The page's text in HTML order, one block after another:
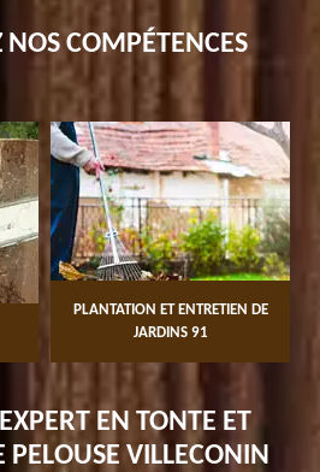
NOS COMPÉTENCES
PLANTATION ET ENTRETIEN DE
JARDINS 91
EN TONTE ET
PELOUSE VILLECONIN